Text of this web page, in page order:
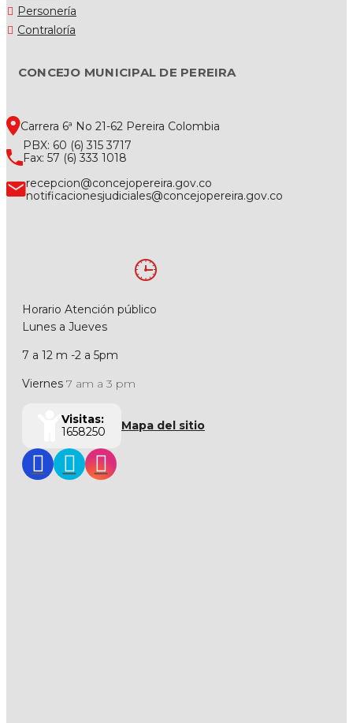
Personería
Contraloría
CONCEJO MUNICIPAL DE PEREIRA
Carrera 6ª No 21-62 Pereira Colombia
PBX: 60 (6) 315 3717
Fax: 57 (6) 333 1018
recepcion@concejopereira.gov.co
notificacionesjudiciales@concejopereira.gov.co
Horario Atención público
Lunes a Jueves
7 a 12 m -2 a 5pm
Viernes 7 am a 3 pm
Visitas:
1658250
Mapa del sitio